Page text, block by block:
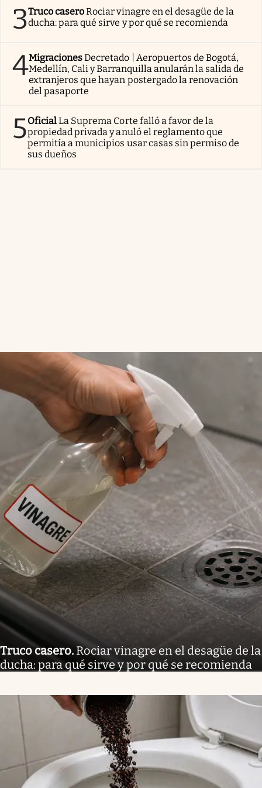
3Truco caseroRociar vinagre en el desagüe de la
ducha: para qué sirve y por qué se recomienda
4MigracionesDecretado | Aeropuertos de Bogotá,
Medellín, Cali y Barranquilla anularán la salida de
extranjeros que hayan postergado la renovación
del pasaporte
5OficialLa Suprema Corte falló a favor de la
propiedad privada y anuló el reglamento que
permitía a municipios usar casas sin permiso de
sus dueños
Truco casero. Rociar vinagre en el desagüe de la
ducha: para qué sirve y por qué se recomienda